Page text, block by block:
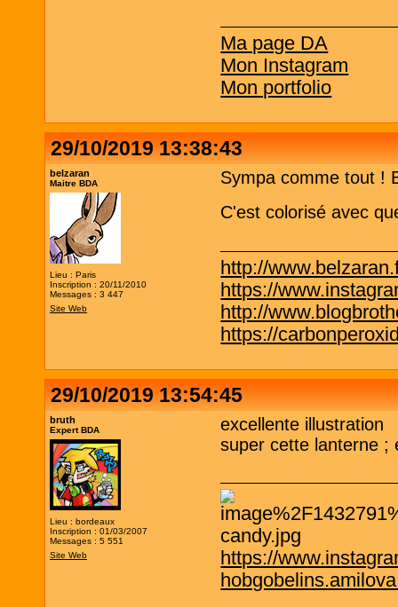
Ma page DA
Mon Instagram
Mon portfolio
29/10/2019 13:38:43
belzaran
Maitre BDA
Lieu : Paris
Inscription : 20/11/2010
Messages : 3 447
Site Web
Sympa comme tout !
C'est colorisé avec
http://
https://
http://
https://
29/10/2019 13:54:45
bruth
Expert BDA
Lieu : bordeaux
Inscription : 01/03/2007
Messages : 5 551
Site Web
excellente illustration
super cette lanterne ;
https://